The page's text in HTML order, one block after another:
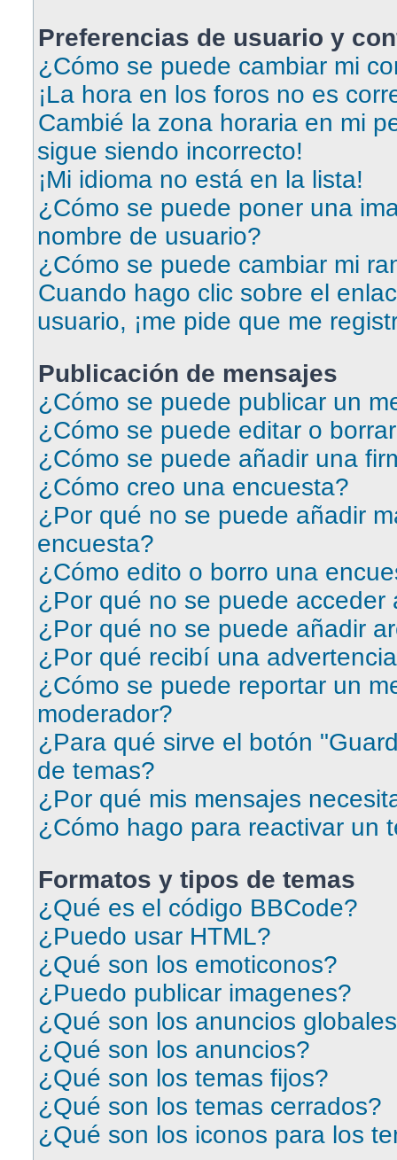
Preferencias de usuario y
¿Cómo se puede cambiar mi
¡La hora en los foros no es
Cambié la zona horaria en mi
sigue siendo incorrecto!
¡Mi idioma no está en la lista!
¿Cómo se puede poner una
nombre de usuario?
¿Cómo se puede cambiar mi
Cuando hago clic sobre el
usuario, ¡me pide que me
Publicación de mensajes
¿Cómo se puede publicar un
¿Cómo se puede editar o
¿Cómo se puede añadir una
¿Cómo creo una encuesta?
¿Por qué no se puede añadir
encuesta?
¿Cómo edito o borro una
¿Por qué no se puede acceder
¿Por qué no se puede añadir
¿Por qué recibí una
¿Cómo se puede reportar un
moderador?
¿Para qué sirve el botón
de temas?
¿Por qué mis mensajes
¿Cómo hago para reactivar un
Formatos y tipos de temas
¿Qué es el código BBCode?
¿Puedo usar HTML?
¿Qué son los emoticonos?
¿Puedo publicar imagenes?
¿Qué son los anuncios
¿Qué son los anuncios?
¿Qué son los temas fijos?
¿Qué son los temas cerrados?
¿Qué son los iconos para los